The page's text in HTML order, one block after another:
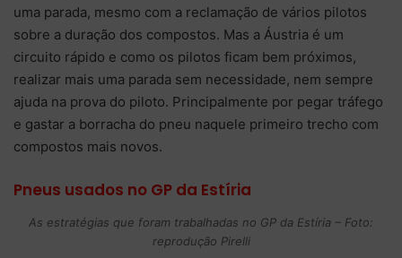
uma parada, mesmo com a reclamação de vários pilotos
sobre a duração dos compostos. Mas a Áustria é um
circuito rápido e como os pilotos ficam bem próximos,
realizar mais uma parada sem necessidade, nem sempre
ajuda na prova do piloto. Principalmente por pegar tráfego
e gastar a borracha do pneu naquele primeiro trecho com
compostos mais novos.
Pneus usados no GP da Estíria
As estratégias que foram trabalhadas no GP da Estíria – Foto:
reprodução Pirelli